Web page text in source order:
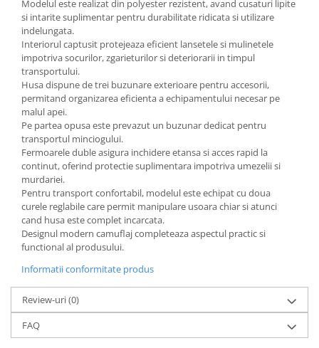
Modelul este realizat din polyester rezistent, avand cusaturi lipite
si intarite suplimentar pentru durabilitate ridicata si utilizare
indelungata.
Interiorul captusit protejeaza eficient lansetele si mulinetele
impotriva socurilor, zgarieturilor si deteriorarii in timpul
transportului.
Husa dispune de trei buzunare exterioare pentru accesorii,
permitand organizarea eficienta a echipamentului necesar pe
malul apei.
Pe partea opusa este prevazut un buzunar dedicat pentru
transportul minciogului.
Fermoarele duble asigura inchidere etansa si acces rapid la
continut, oferind protectie suplimentara impotriva umezelii si
murdariei.
Pentru transport confortabil, modelul este echipat cu doua
curele reglabile care permit manipulare usoara chiar si atunci
cand husa este complet incarcata.
Designul modern camuflaj completeaza aspectul practic si
functional al produsului.
Informatii conformitate produs
Review-uri(0)
FAQ